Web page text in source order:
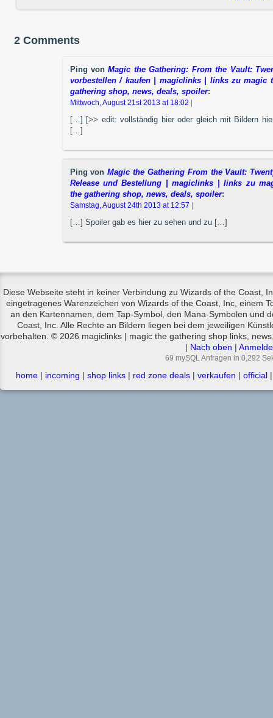
2 Comments
Ping vonMagic the Gathering: From the Vault:
vorbestellen / kaufen | magiclinks | links zu magic
gathering shop, news, deals, spoiler:
Mittwoch, August 21st 2013 at 18:02
[…] [>> edit: vollständig hier oder gleich mit Bildern
[…]
Ping vonMagic the Gathering From the Vault:
Release und Bestellung | magiclinks | links zu
the gathering shop, news, deals, spoiler:
Samstag, August 24th 2013 at 12:57
[…] Spoiler gab es hier zu sehen und zu […]
Diese Webseite steht in keiner Verbindung zu Wizards of the Coast,
eingetragenes Warenzeichen von Wizards of the Coast, Inc, einem
an den Kartennamen, dem Tap-Symbol, den Mana-Symbolen und
Coast, Inc. Alle Rechte an Bildern liegen bei dem jeweiligen
vorbehalten. © 2026 magiclinks | magic the gathering shop links,
| Nach oben |
69 mySQL Anfragen in 0,292
home | incoming | shop links | red zone deals | verkaufen | official